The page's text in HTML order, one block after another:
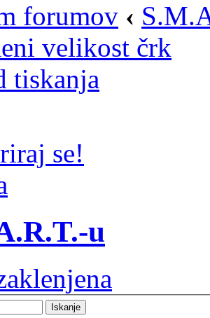
forumov ‹
velikost črk
tiskanja
se!
u